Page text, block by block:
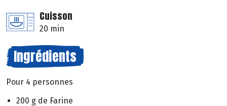
Cuisson
20 min
Ingrédients
Pour 4 personnes
200 g de Farine